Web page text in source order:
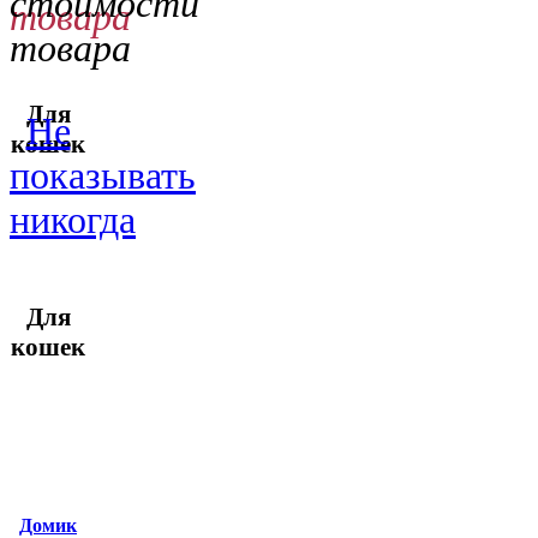
товара
Для
кошек
Домик
товара
Не
показывать
никогда
Для
кошек